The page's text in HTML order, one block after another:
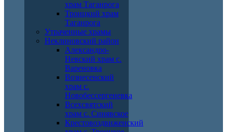
храм Таганрога
Троицкий храм
Таганрога
Утраченные храмы
Неклиновский район
Александро-
Невский храм с.
Вареновка
Вознесенский
храм с.
Новобессергеневка
Всехсвятский
храм с. Синявское
Крестовоздвиженский